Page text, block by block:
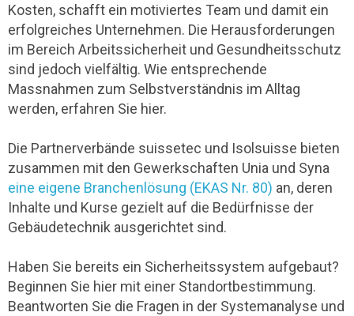
Kosten, schafft ein motiviertes Team und damit ein
erfolgreiches Unternehmen. Die Herausforderungen
im Bereich Arbeitssicherheit und Gesundheitsschutz
sind jedoch vielfältig. Wie entsprechende
Massnahmen zum Selbstverständnis im Alltag
werden, erfahren Sie hier.
Die Partnerverbände suissetec und Isolsuisse bieten
zusammen mit den Gewerkschaften Unia und Syna
eine eigene Branchenlösung (EKAS Nr. 80) an, deren
Inhalte und Kurse gezielt auf die Bedürfnisse der
Gebäudetechnik ausgerichtet sind.
Haben Sie bereits ein Sicherheitssystem aufgebaut?
Beginnen Sie hier mit einer Standortbestimmung.
Beantworten Sie die Fragen in der Systemanalyse und